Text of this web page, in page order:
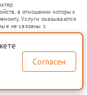
в отношении которых
Услуги оказываются
не связаны с
оборот в соответствии
услуг или введения
услугах по
определяемой
Согласен